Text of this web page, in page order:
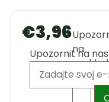
€3,96
na
zboží
Upozornit na